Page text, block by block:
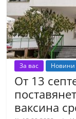
За вас Новини
От 13
ваксина